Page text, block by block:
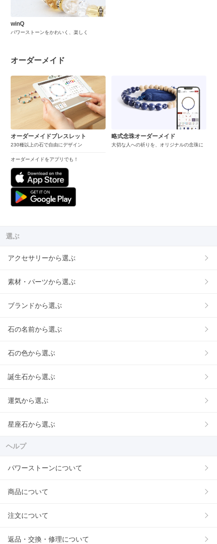
winQ
パワーストーンをかわいく、楽しく
オーダーメイド
オーダーメイドブレスレット
230種以上の石で自由にデザイン
オーダーメイドをアプリでも！
略式念珠オーダーメイド
大切な人への祈りを、オリジナルの念珠に
選ぶ
アクセサリーから選ぶ
素材・パーツから選ぶ
ブランドから選ぶ
石の名前から選ぶ
石の色から選ぶ
誕生石から選ぶ
運気から選ぶ
星座石から選ぶ
ヘルプ
パワーストーンについて
商品について
注文について
返品・交換・修理について